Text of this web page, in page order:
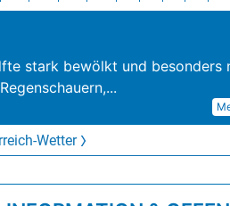
stark bewölkt und besonders
...
Wetter